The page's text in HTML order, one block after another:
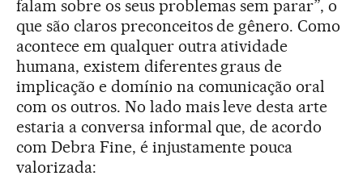
falam sobre os seus problemas sem parar”, o
que são claros preconceitos de gênero. Como
acontece em qualquer outra atividade
humana, existem diferentes graus de
implicação e domínio na comunicação oral
com os outros. No lado mais leve desta arte
estaria a conversa informal que, de acordo
com Debra Fine, é injustamente pouca
valorizada: